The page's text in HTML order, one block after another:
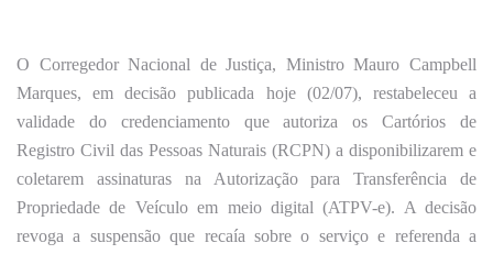
O Corregedor Nacional de Justiça, Ministro Mauro Campbell
Marques, em decisão publicada hoje (02/07), restabeleceu a
validade do credenciamento que autoriza os Cartórios de
Registro Civil das Pessoas Naturais (RCPN) a disponibilizarem e
coletarem assinaturas na Autorização para Transferência de
Propriedade de Veículo em meio digital (ATPV-e). A decisão
revoga a suspensão que recaía sobre o serviço e referenda a